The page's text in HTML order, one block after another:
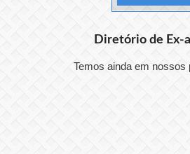
Diretório de Ex-
Temos ainda em nossos